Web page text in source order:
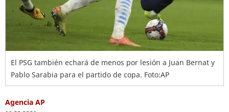
El PSG también echará de menos por lesión a Juan Bernat y
Pablo Sarabia para el partido de copa. Foto:AP
Agencia AP